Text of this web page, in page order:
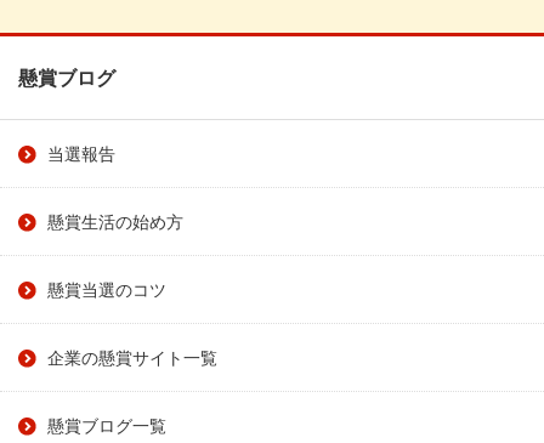
懸賞ブログ
当選報告
懸賞生活の始め方
懸賞当選のコツ
企業の懸賞サイト一覧
懸賞ブログ一覧